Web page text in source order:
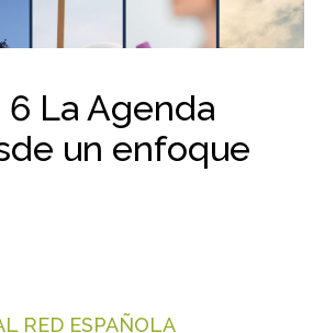
6 La Agenda
un enfoque
RED ESPAÑOLA